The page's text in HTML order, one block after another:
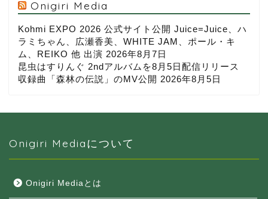
Onigiri Media
Kohmi EXPO 2026 公式サイト公開 Juice=Juice、ハ
ラミちゃん、広瀬香美、WHITE JAM、ポール・キ
ム、REIKO 他 出演 2026年8月7日
昆虫はすりんぐ 2ndアルバムを8月5日配信リリース
収録曲「森林の伝説」のMV公開 2026年8月5日
Onigiri Mediaについて
Onigiri Mediaとは